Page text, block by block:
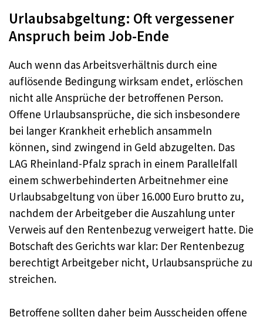
Urlaubsabgeltung: Oft vergessener
Anspruch beim Job-Ende
Auch wenn das Arbeitsverhältnis durch eine
auflösende Bedingung wirksam endet, erlöschen
nicht alle Ansprüche der betroffenen Person.
Offene Urlaubsansprüche, die sich insbesondere
bei langer Krankheit erheblich ansammeln
können, sind zwingend in Geld abzugelten. Das
LAG Rheinland-Pfalz sprach in einem Parallelfall
einem schwerbehinderten Arbeitnehmer eine
Urlaubsabgeltung von über 16.000 Euro brutto zu,
nachdem der Arbeitgeber die Auszahlung unter
Verweis auf den Rentenbezug verweigert hatte. Die
Botschaft des Gerichts war klar: Der Rentenbezug
berechtigt Arbeitgeber nicht, Urlaubsansprüche zu
streichen.
Betroffene sollten daher beim Ausscheiden offene